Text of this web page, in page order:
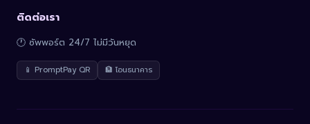
ติดต่อเรา
🕐 ซัพพอร์ต 24/7 ไม่มีวันหยุด
📱 PromptPay QR 🏦 โอนธนาคาร